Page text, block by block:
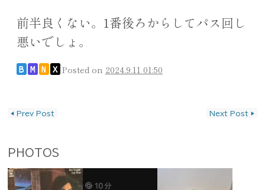
前半良くない。1番後ろからしてパス回し
悪いでしょ。
B M N X Posted on 2024.9.11 01:50
◀ Prev Post Next Post ▶
PHOTOS